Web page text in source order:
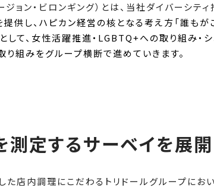
ジョン・ビロンギング）とは、当社ダイバーシテ
供し、ハピカン経営の核となる考え方「誰も
て、女性活躍推進・LGBTQ+への取り組み・
組みをグループ横断で進めていきます。
定するサーベイを展開
た店内調理にこだわるトリドールグループにお